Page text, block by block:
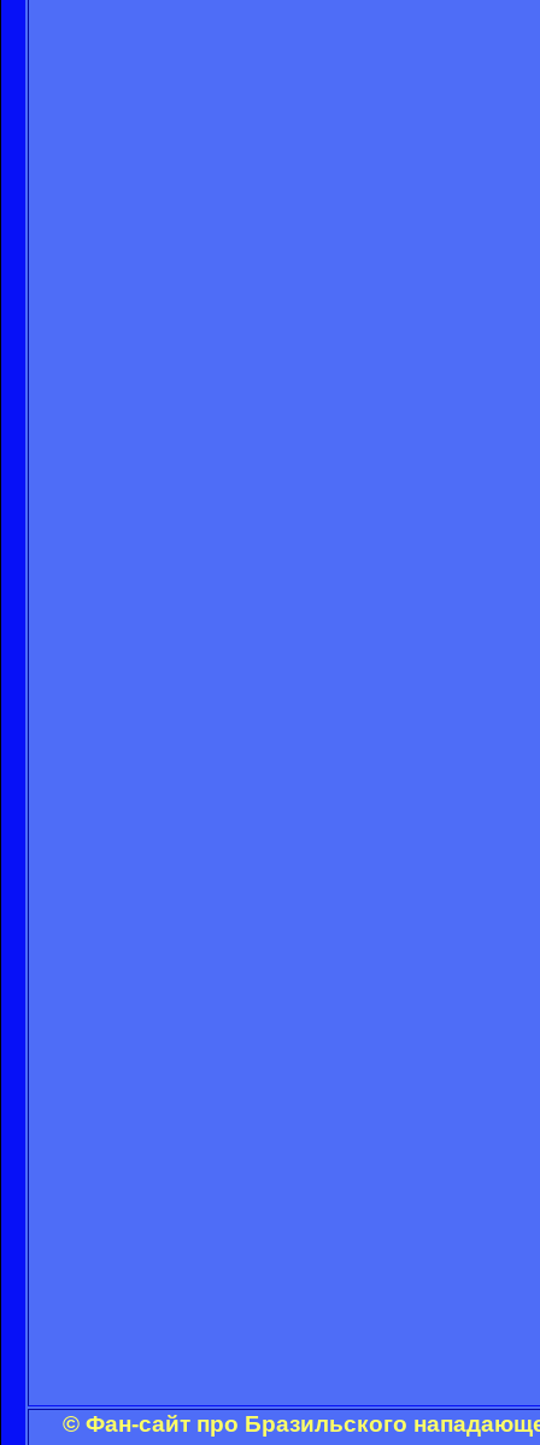
© Фан-сайт про Бразильского